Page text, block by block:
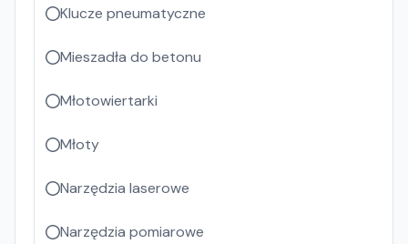
Klucze pneumatyczne
Mieszadła do betonu
Młotowiertarki
Młoty
Narzędzia laserowe
Narzędzia pomiarowe